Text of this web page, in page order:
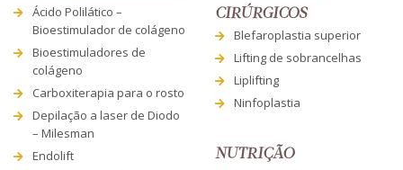
Ácido Polilático –
Bioestimulador de colágeno
Bioestimuladores de
colágeno
Carboxiterapia para o rosto
Depilação a laser de Diodo
– Milesman
Endolift
CIRÚRGICOS
Blefaroplastia superior
Lifting de sobrancelhas
Liplifting
Ninfoplastia
NUTRIÇÃO